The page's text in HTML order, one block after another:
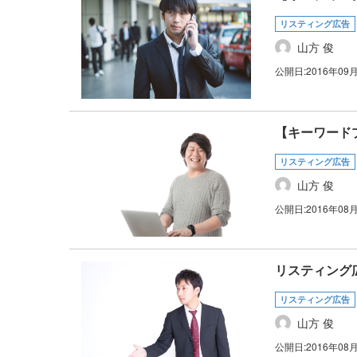
リスティング広告
山方 俊
公開日:2016年09
【キーワー
リスティング広告
山方 俊
公開日:2016年08
リスティン
リスティング広告
山方 俊
公開日:2016年08